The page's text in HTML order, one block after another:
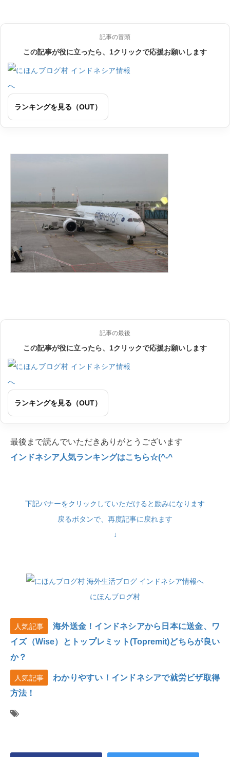
記事の冒頭
この記事が役に立ったら、1クリックで応援お願いします
ランキングを見る（OUT）
記事の最後
この記事が役に立ったら、1クリックで応援お願いします
ランキングを見る（OUT）
最後まで読んでいただきありがとうございます
インドネシア人気ランキングはこちら☆(^-^
下記バナーをクリックしていただけると励みになります
戻るボタンで、再度記事に戻れます
↓
にほんブログ村
人気記事
海外送金！インドネシアから日本に送金、ワ
イズ（Wise）とトップレミット(Topremit)どちらが良い
か？
人気記事
わかりやすい！インドネシアで就労ビザ取得
方法！